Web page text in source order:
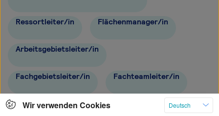
Ressortleiter/in Flächenmanager/in
Arbeitsgebietsleiter/in
Fachgebietsleiter/in Fachteamleiter/in
Fachbereichsleiter/in Fachgruppenleiter/in
Wir verwenden Cookies
Deutsch